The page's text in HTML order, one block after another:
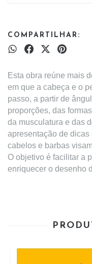
COMPARTILHAR:
Esta obra reúne mais
em que a cabeça e o
passo, a partir de
proporções, das
da musculatura e das
apresentação de
cabelos e barbas
O objetivo é facilitar a
enriquecer o desenho